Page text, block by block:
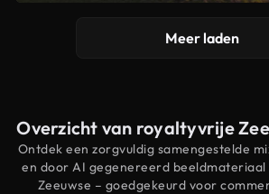
Meer laden
Overzicht van royaltyvrije
Ontdek een zorgvuldig samengestelde
en door AI gegenereerd
Zeeuwse – goedgekeurd voor